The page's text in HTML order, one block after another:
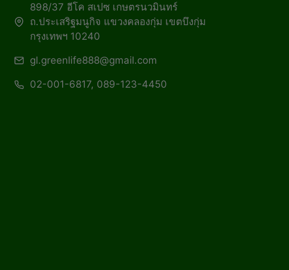
898/37 อีโค สเปซ เกษตรนวมินทร์
ถ.ประเสริฐมนูกิจ แขวงคลองกุ่ม เขตบึงกุ่ม
กรุงเทพฯ 10240
gl.greenlife888@gmail.com
02-001-6817, 089-123-4450